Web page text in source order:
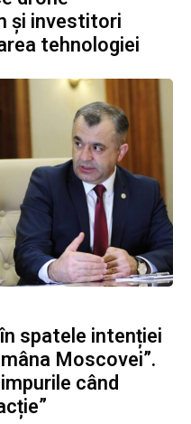
și investitori
tehnologiei
spatele intenției
Moscovei”.
când